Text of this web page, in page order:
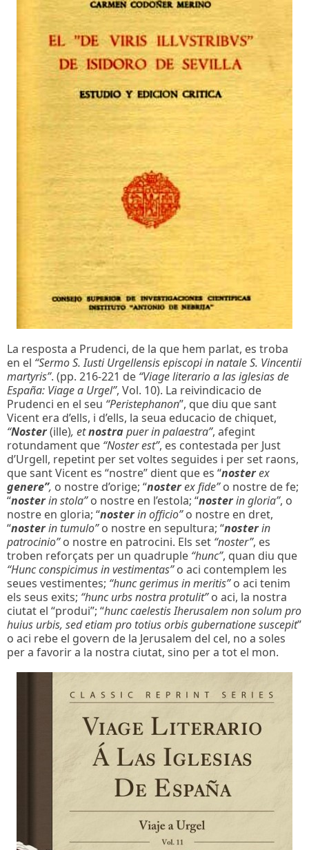
La resposta a Prudenci, de la que hem parlat, es troba
en el “Sermo S. Iusti Urgellensis episcopi in natale S. Vincentii
martyris”. (pp. 216-221 de “Viage literario a las iglesias de
España: Viage a Urgel”, Vol. 10). La reivindicacio de
Prudenci en el seu “Peristephanon”, que diu que sant
Vicent era d’ells, i d’ells, la seua educacio de chiquet,
“Noster(ille), etnostrapuer in palaestra”, afegint
rotundament que “Noster est”, es contestada per Just
d’Urgell, repetint per set voltes seguides i per set raons,
que sant Vicent es “nostre” dient que es “nosterex
genere”, o nostre d’orige; “nosterex fide”o nostre de fe;
“nosterin stola”o nostre en l’estola; “nosterin gloria”, o
nostre en gloria; “nosterin officio”o nostre en dret,
“nosterin tumulo”o nostre en sepultura; “nosterin
patrocinio”o nostre en patrocini. Els set “noster”, es
troben reforçats per un quadruple “hunc”, quan diu que
“Hunc conspicimus in vestimentas”o aci contemplem les
seues vestimentes; “hunc gerimus in meritis”o aci tenim
els seus exits; “hunc urbs nostra protulit”o aci, la nostra
ciutat el “produi”; “hunc caelestis Iherusalem non solum pro
huius urbis, sed etiam pro totius orbis gubernatione suscepit”
o aci rebe el govern de la Jerusalem del cel, no a soles
per a favorir a la nostra ciutat, sino per a tot el mon.